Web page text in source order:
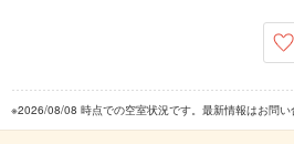
※2026/08/08 時点での空室状況です。最新情報はお問い